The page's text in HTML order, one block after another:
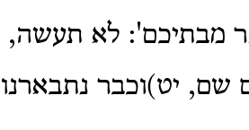
מבתיכם': לא
יט)וכבר נתבארנו